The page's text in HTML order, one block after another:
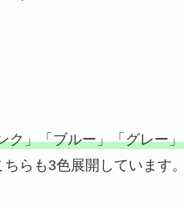
ク」「ブルー」「グレー」
ちらも3色展開しています。